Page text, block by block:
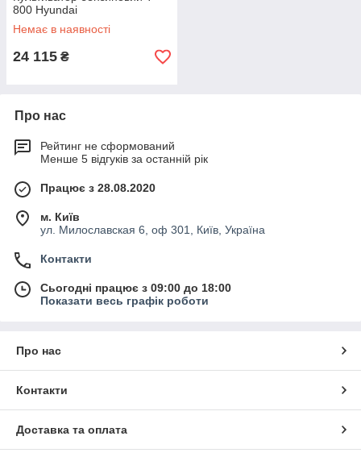
800 Hyundai
Немає в наявності
24 115 ₴
Про нас
Рейтинг не сформований
Менше 5 відгуків за останній рік
Працює з 28.08.2020
м. Київ
ул. Милославская 6, оф 301, Київ, Україна
Контакти
Сьогодні працює з 09:00 до 18:00
Показати весь графік роботи
Про нас
Контакти
Доставка та оплата